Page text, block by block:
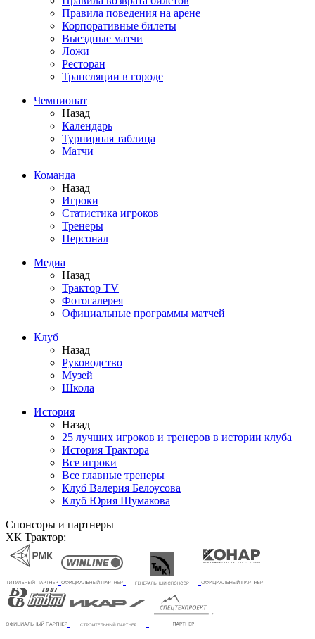
Правила поведения на арене
Корпоративные билеты
Выездные матчи
Ложи
Ресторан
Трансляции в городе
Чемпионат
Назад
Календарь
Турнирная таблица
Матчи
Команда
Назад
Игроки
Статистика игроков
Тренеры
Персонал
Медиа
Назад
Трактор TV
Фотогалерея
Официальные программы матчей
Клуб
Назад
Руководство
Музей
Школа
История
Назад
25 лучших игроков и тренеров в истории клуба
История Трактора
Все игроки
Все главные тренеры
Клуб Валерия Белоусова
Клуб Юрия Шумакова
Спонсоры и партнеры
ХК Трактор: